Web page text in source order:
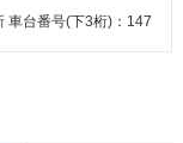
車台番号(下3桁)：147